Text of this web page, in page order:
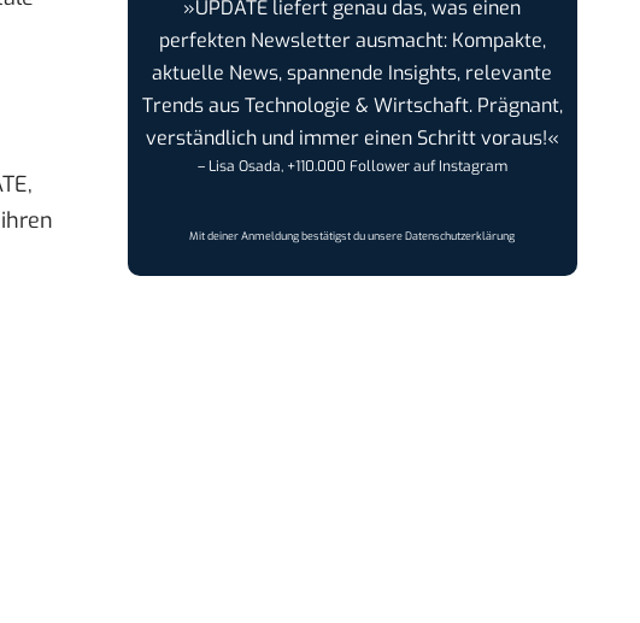
»UPDATE liefert genau das, was einen
perfekten Newsletter ausmacht: Kompakte,
aktuelle News, spannende Insights, relevante
Trends aus Technologie & Wirtschaft. Prägnant,
verständlich und immer einen Schritt voraus!«
– Lisa Osada, +110.000 Follower auf Instagram
Mit deiner Anmeldung bestätigst du unsereDatenschutzerklärung